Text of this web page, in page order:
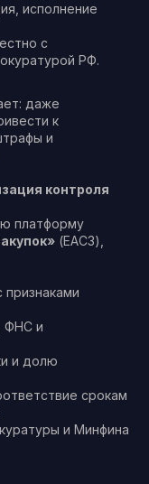
исполнение
с
РФ.
даже
к
и
контроля
платформу
(ЕАСЗ),
признаками
ФНС и
и долю
срокам
и Минфина